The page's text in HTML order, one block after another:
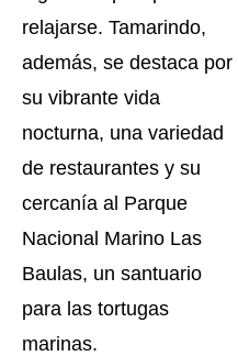
relajarse. Tamarindo,
además, se destaca por
su vibrante vida
nocturna, una variedad
de restaurantes y su
cercanía al Parque
Nacional Marino Las
Baulas, un santuario
para las tortugas
marinas.